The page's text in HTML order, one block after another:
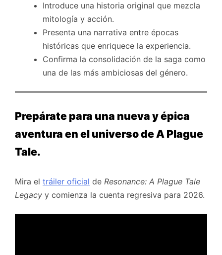
Introduce una historia original que mezcla
mitología y acción.
Presenta una narrativa entre épocas
históricas que enriquece la experiencia.
Confirma la consolidación de la saga como
una de las más ambiciosas del género.
Prepárate para una nueva y épica
aventura en el universo de A Plague
Tale.
Mira el tráiler oficial de Resonance: A Plague Tale
Legacy y comienza la cuenta regresiva para 2026.